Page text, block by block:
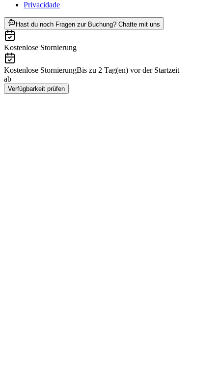
Privacidade
Hast du noch Fragen zur Buchung? Chatte mit uns
Kostenlose Stornierung
Kostenlose StornierungBis zu 2 Tag(en) vor der Startzeit
ab
Verfügbarkeit prüfen